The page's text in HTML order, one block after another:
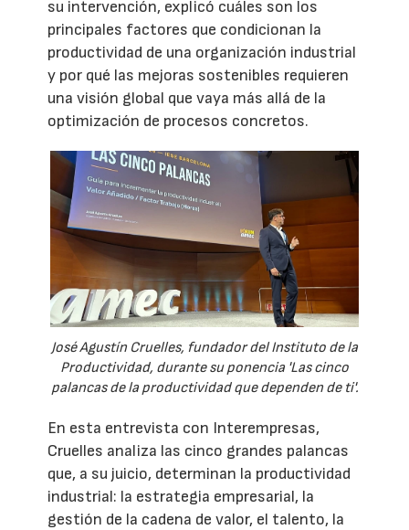
su intervención, explicó cuáles son los
principales factores que condicionan la
productividad de una organización industrial
y por qué las mejoras sostenibles requieren
una visión global que vaya más allá de la
optimización de procesos concretos.
José Agustín Cruelles, fundador del Instituto de la
Productividad, durante su ponencia 'Las cinco
palancas de la productividad que dependen de ti'.
En esta entrevista con Interempresas,
Cruelles analiza las cinco grandes palancas
que, a su juicio, determinan la productividad
industrial: la estrategia empresarial, la
gestión de la cadena de valor, el talento, la